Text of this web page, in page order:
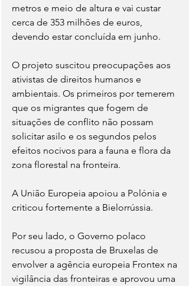
metros e meio de altura e vai custar
cerca de 353 milhões de euros,
devendo estar concluída em junho.
O projeto suscitou preocupações aos
ativistas de direitos humanos e
ambientais. Os primeiros por temerem
que os migrantes que fogem de
situações de conflito não possam
solicitar asilo e os segundos pelos
efeitos nocivos para a fauna e flora da
zona florestal na fronteira.
A União Europeia apoiou a Polónia e
criticou fortemente a Bielorrússia.
Por seu lado, o Governo polaco
recusou a proposta de Bruxelas de
envolver a agência europeia Frontex na
vigilância das fronteiras e aprovou uma